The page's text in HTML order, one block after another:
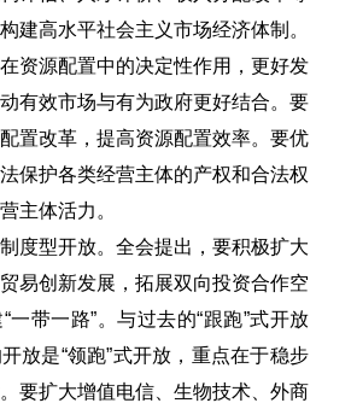
建高水平社会主义市场经济体制。
资源配置中的决定性作用，更好发
有效市场与有为政府更好结合。要
置改革，提高资源配置效率。要优
保护各类经营主体的产权和合法权
主体活力。
度型开放。全会提出，要积极扩大
易创新发展，拓展双向投资合作空
一带一路”。与过去的“跟跑”式开放
放是“领跑”式开放，重点在于稳步
要扩大增值电信、生物技术、外商